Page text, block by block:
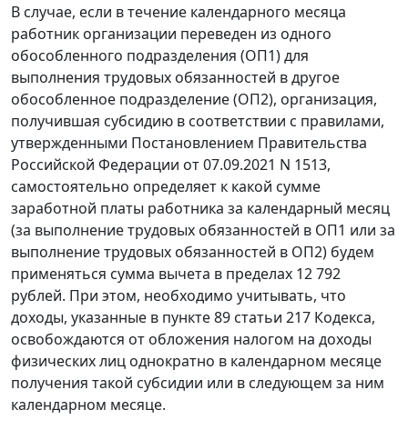
В случае, если в течение календарного месяца
работник организации переведен из одного
обособленного подразделения (ОП1) для
выполнения трудовых обязанностей в другое
обособленное подразделение (ОП2), организация,
получившая субсидию в соответствии с правилами,
утвержденными Постановлением Правительства
Российской Федерации от 07.09.2021 N 1513,
самостоятельно определяет к какой сумме
заработной платы работника за календарный месяц
(за выполнение трудовых обязанностей в ОП1 или за
выполнение трудовых обязанностей в ОП2) будем
применяться сумма вычета в пределах 12 792
рублей. При этом, необходимо учитывать, что
доходы, указанные в пункте 89 статьи 217 Кодекса,
освобождаются от обложения налогом на доходы
физических лиц однократно в календарном месяце
получения такой субсидии или в следующем за ним
календарном месяце.